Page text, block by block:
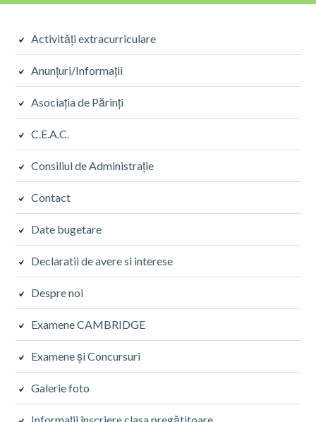
Activități extracurriculare
Anunțuri/Informații
Asociația de Părinți
C.E.A.C.
Consiliul de Administrație
Contact
Date bugetare
Declaratii de avere si interese
Despre noi
Examene CAMBRIDGE
Examene și Concursuri
Galerie foto